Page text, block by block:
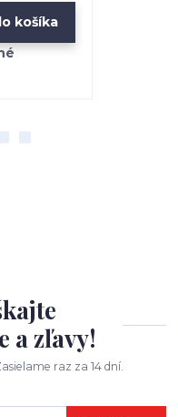
košíka
a zľavy!
raz za 14 dní.